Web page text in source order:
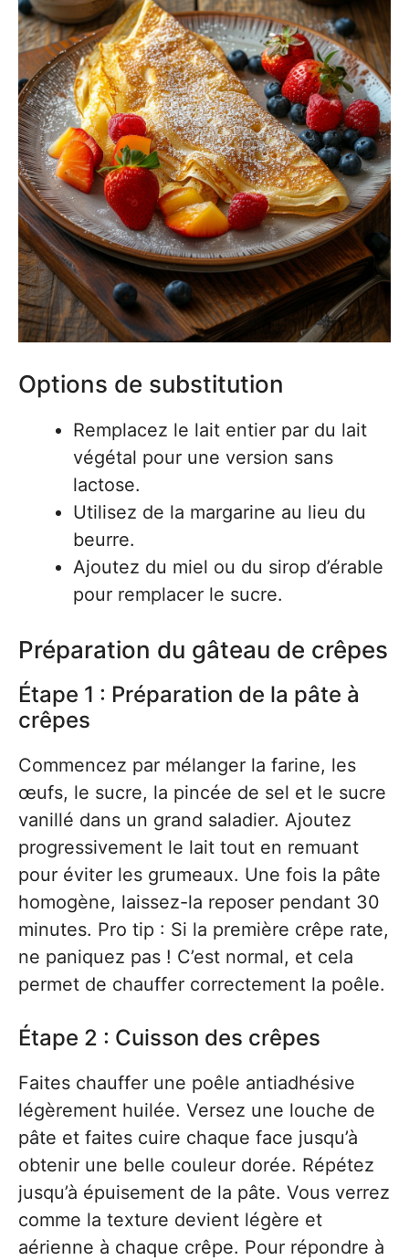
Options de substitution
Remplacez le lait entier par du lait
végétal pour une version sans
lactose.
Utilisez de la margarine au lieu du
beurre.
Ajoutez du miel ou du sirop d’érable
pour remplacer le sucre.
Préparation du gâteau de crêpes
Étape 1 : Préparation de la pâte à
crêpes
Commencez par mélanger la farine, les
œufs, le sucre, la pincée de sel et le sucre
vanillé dans un grand saladier. Ajoutez
progressivement le lait tout en remuant
pour éviter les grumeaux. Une fois la pâte
homogène, laissez-la reposer pendant 30
minutes. Pro tip : Si la première crêpe rate,
ne paniquez pas ! C’est normal, et cela
permet de chauffer correctement la poêle.
Étape 2 : Cuisson des crêpes
Faites chauffer une poêle antiadhésive
légèrement huilée. Versez une louche de
pâte et faites cuire chaque face jusqu’à
obtenir une belle couleur dorée. Répétez
jusqu’à épuisement de la pâte. Vous verrez
comme la texture devient légère et
aérienne à chaque crêpe. Pour répondre à